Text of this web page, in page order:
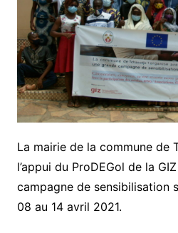
La mairie de la commune de
l’appui du ProDEGol de la
campagne de sensibilisation
08 au 14 avril 2021.